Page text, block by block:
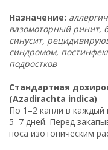
Назначение:
вазомоторный ринит,
синусит,
синдромом,
подростков
Стандартная
(Azadirachta indica)
По 1–2 капли в каждый
5–7 дней. Перед
носа изотоническим